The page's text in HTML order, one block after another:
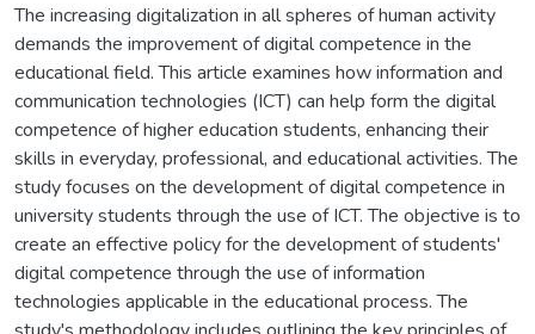
The increasing digitalization in all spheres of human activity
demands the improvement of digital competence in the
educational field. This article examines how information and
communication technologies (ICT) can help form the digital
competence of higher education students, enhancing their
skills in everyday, professional, and educational activities. The
study focuses on the development of digital competence in
university students through the use of ICT. The objective is to
create an effective policy for the development of students'
digital competence through the use of information
technologies applicable in the educational process. The